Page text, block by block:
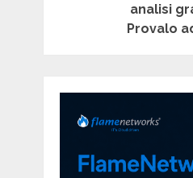
analisi
Provalo